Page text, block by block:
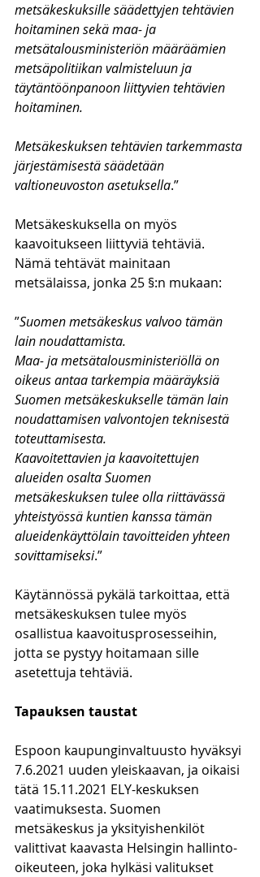
metsäkeskuksille säädettyjen tehtävien
hoitaminen sekä maa- ja
metsätalousministeriön määräämien
metsäpolitiikan valmisteluun ja
täytäntöönpanoon liittyvien tehtävien
hoitaminen.
Metsäkeskuksen tehtävien tarkemmasta
järjestämisestä säädetään
valtioneuvoston asetuksella.”
Metsäkeskuksella on myös
kaavoitukseen liittyviä tehtäviä.
Nämä tehtävät mainitaan
metsälaissa, jonka 25 §:n mukaan:
”Suomen metsäkeskus valvoo tämän
lain noudattamista.
Maa- ja metsätalousministeriöllä on
oikeus antaa tarkempia määräyksiä
Suomen metsäkeskukselle tämän lain
noudattamisen valvontojen teknisestä
toteuttamisesta.
Kaavoitettavien ja kaavoitettujen
alueiden osalta Suomen
metsäkeskuksen tulee olla riittävässä
yhteistyössä kuntien kanssa tämän
alueidenkäyttölain tavoitteiden yhteen
sovittamiseksi.”
Käytännössä pykälä tarkoittaa, että
metsäkeskuksen tulee myös
osallistua kaavoitusprosesseihin,
jotta se pystyy hoitamaan sille
asetettuja tehtäviä.
Tapauksen taustat
Espoon kaupunginvaltuusto hyväksyi
7.6.2021 uuden yleiskaavan, ja oikaisi
tätä 15.11.2021 ELY-keskuksen
vaatimuksesta. Suomen
metsäkeskus ja yksityishenkilöt
valittivat kaavasta Helsingin hallinto-
oikeuteen, joka hylkäsi valitukset